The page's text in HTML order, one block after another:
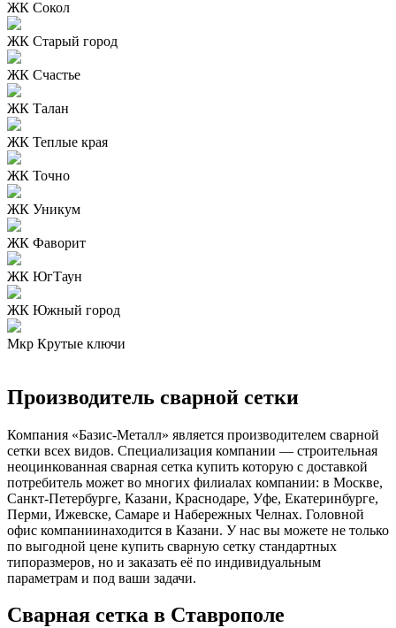
ЖК Сокол
ЖК Старый город
ЖК Счастье
ЖК Талан
ЖК Теплые края
ЖК Точно
ЖК Уникум
ЖК Фаворит
ЖК ЮгТаун
ЖК Южный город
Мкр Крутые ключи
Производитель сварной сетки
Компания «Базис-Металл» является производителем сварной
сетки всех видов. Специализация компании — строительная
неоцинкованная сварная сетка купить которую с доставкой
потребитель может во многих филиалах компании: в Москве,
Санкт-Петербурге, Казани, Краснодаре, Уфе, Екатеринбурге,
Перми, Ижевске, Самаре и Набережных Челнах. Головной
офис компаниинаходится в Казани. У нас вы можете не только
по выгодной цене купить сварную сетку стандартных
типоразмеров, но и заказать её по индивидуальным
параметрам и под ваши задачи.
Сварная сетка в Ставрополе